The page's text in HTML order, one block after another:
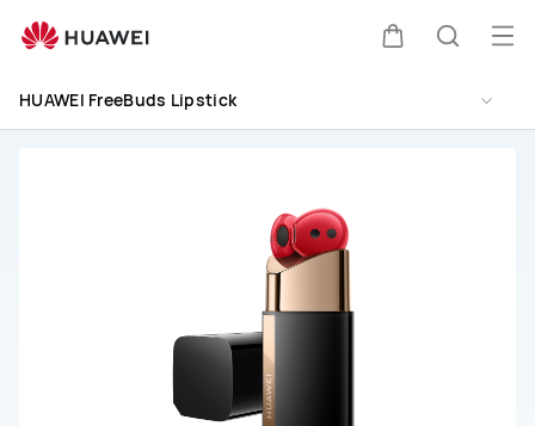
FreeBuds
扱
ー
索
オ
ー
プ
HUAWEI FreeBuds Lipstick